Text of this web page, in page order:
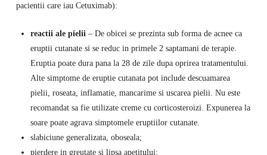
pacientii care iau Cetuximab):
reactii ale pielii – De obicei se prezinta sub forma de acnee ca
eruptii cutanate si se reduc in primele 2 saptamani de terapie.
Eruptia poate dura pana la 28 de zile dupa oprirea tratamentului.
Alte simptome de eruptie cutanata pot include descuamarea
pielii, roseata, inflamatie, mancarime si uscarea pielii. Nu este
recomandat sa fie utilizate creme cu corticosteroizi. Expunerea la
soare poate agrava simptomele eruptiilor cutanate.
slabiciune generalizata, oboseala;
pierdere in greutate si lipsa apetitului;